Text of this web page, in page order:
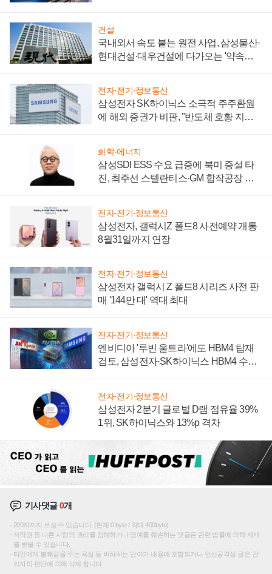
건설
국내외서 속도 붙는 원전 사업, 삼성물산·
현대건설·대우건설에 다가오는 '약속의
전자·전기·정보통신
삼성전자 SK하이닉스 소극적 주주환원
에 해외 증권가 비판, "반도체 호황 지속
화학·에너지
삼성SDI ESS 수요 급증에 북미 증설 타
진, 최주선 스텔란티스·GM 합작공장 건
전자·전기·정보통신
삼성전자, 갤럭시Z 폴드8 사전예약 개통
8월31일까지 연장
전자·전기·정보통신
삼성전자 갤럭시 Z 폴드8 시리즈 사전 판
매 '144만 대' 역대 최대
전자·전기·정보통신
엔비디아 '루빈 울트라'에도 HBM4 탑재
검토, 삼성전자·SK하이닉스 HBM4 수율
전자·전기·정보통신
삼성전자 2분기 글로벌 D램 점유율 39%
1위, SK하이닉스와 13%p 격차
기사댓글0개
200자까지 쓰실 수 있습니다. (현재 0 byte / 최대 400byte)
저작권 등 다른 사람의 권리를 침해하거나 명예를 훼손하는 댓글은 관련 법률에 의해 제재
를 받을 수 있습니다.
타인에게 불쾌감을 주는 욕설 등 비하하는 단어가 내용에 포함되거나 인신공격성 글은 관
리자의 판단에 의해 삭제 합니다.